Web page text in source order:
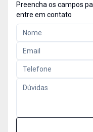
Preencha os campos
entre em contato